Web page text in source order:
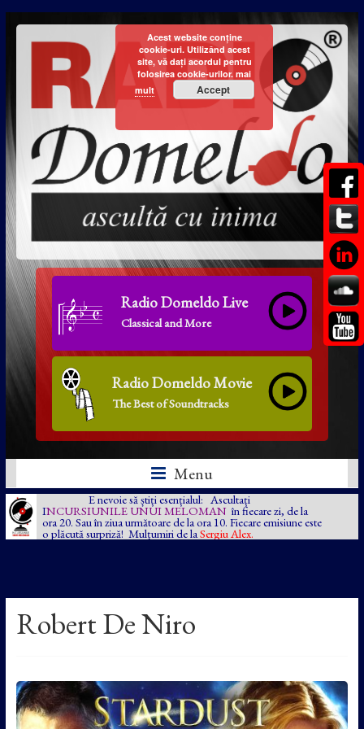
Radio Domeldo Live
Classical and More
Radio Domeldo Movie
The Best of Soundtracks
Menu
E nevoie să știți esențialul: Ascultați
INCURSIUNILE UNUI MELOMAN în fiecare zi, de la
ora 20. Sau în ziua următoare de la ora 10. Fiecare emisiune este
o plăcută surpriză! Mulțumiri de la Sergiu Alex.
Robert De Niro
Acest website conține
cookie-uri. Utilizând acest
site, vă dați acordul pentru
folosirea cookie-urilor. mai
mult
Accept